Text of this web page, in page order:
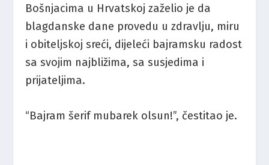
Bošnjacima u Hrvatskoj zaželio je da
blagdanske dane provedu u zdravlju, miru
i obiteljskoj sreći, dijeleći bajramsku radost
sa svojim najbližima, sa susjedima i
prijateljima.
“Bajram šerif mubarek olsun!”, čestitao je.